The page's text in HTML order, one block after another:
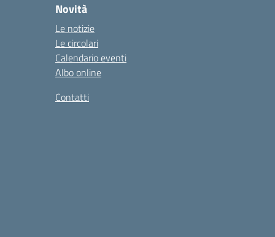
Novità
Le notizie
Le circolari
Calendario eventi
Albo online
Contatti